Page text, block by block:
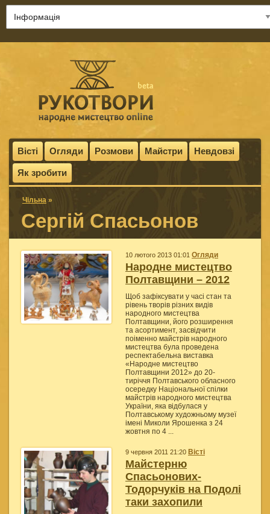
Вісті Огляди Розмови Майстри Невдовзі
Як зробити
Чільна »
Сергій Спасьонов
10 лютого 2013 01:01 Огляди
Народне мистецтво
Полтавщини – 2012
Щоб зафіксувати у часі стан та
рівень творів різних видів
народного мистецтва
Полтавщини, його розширення
та асортимент, засвідчити
поіменно майстрів народного
мистецтва була проведена
респектабельна виставка
«Народне мистецтво
Полтавщини 2012» до 20-
тиріччя Полтавського обласного
осередку Національної спілки
майстрів народного мистецтва
України, яка відбулася у
Полтавському художньому музеї
імені Миколи Ярошенка з 24
жовтня по 4 ...
9 червня 2011 21:20 Вісті
Майстерню
Спасьонових-
Тодорчуків на Подолі
таки захопили